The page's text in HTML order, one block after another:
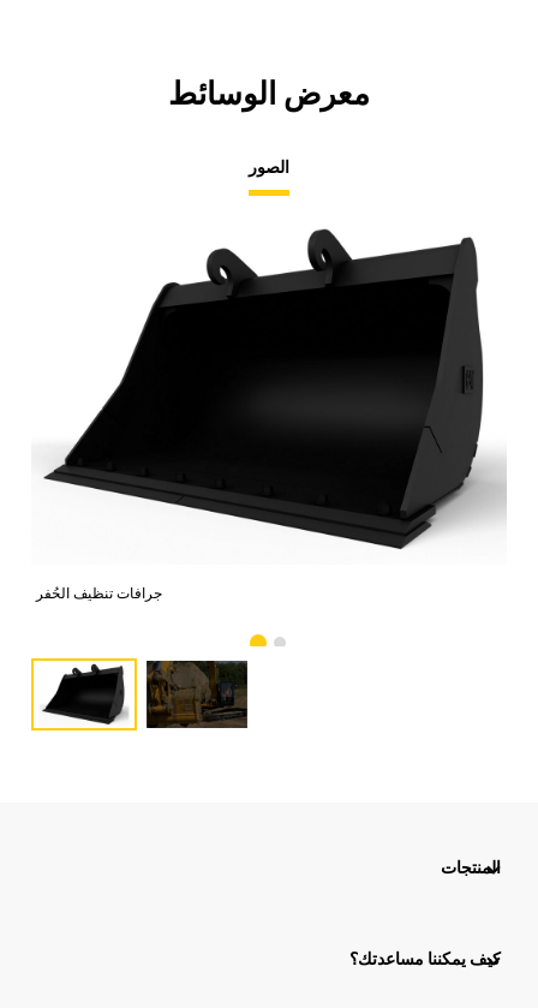
معرض الوسائط
الصور
جرافات تنظيف الحُفر
المنتجات
كيف يمكننا مساعدتك؟